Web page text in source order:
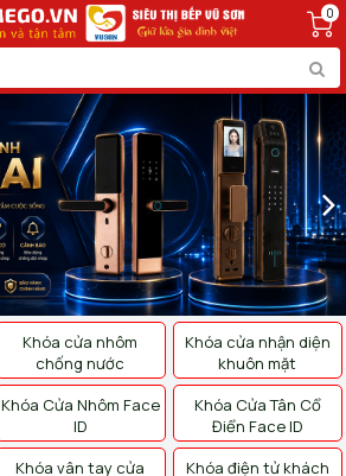
0
Khóa cửa nhôm
chống nước
Khóa cửa nhận diện
khuôn mặt
Khóa Cửa Nhôm Face
ID
Khóa Cửa Tân Cổ
Điển Face ID
Khóa vân tay cửa
Khóa điện tử khách